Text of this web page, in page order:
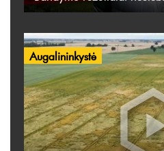
Augalininkystė